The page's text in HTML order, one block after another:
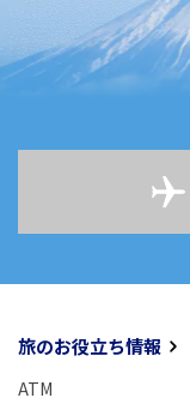
旅のお役立ち情報
ATM